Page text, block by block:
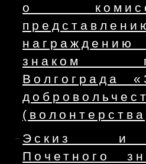
о
знаком
Волгограда
Эскиз и
Почетного